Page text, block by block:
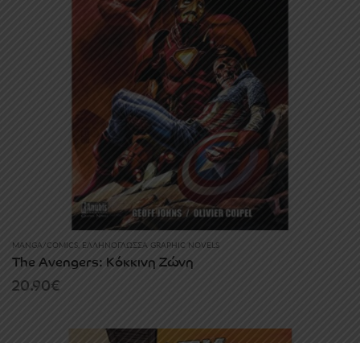
MANGA/COMICS, ΕΛΛΗΝΌΓΛΩΣΣΑ GRAPHIC NOVELS
The Avengers: Κόκκινη Ζώνη
20.90€